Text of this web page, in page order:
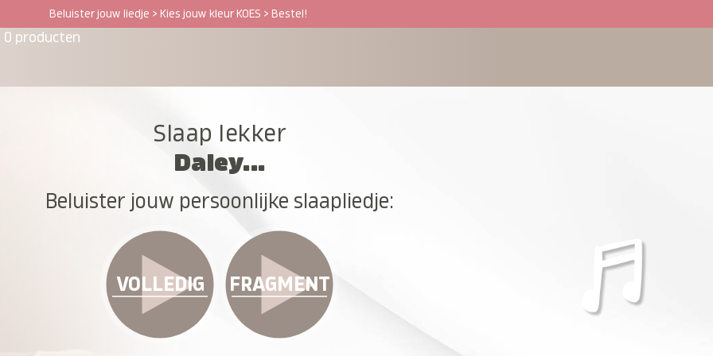
Beluister jouw liedje > Kies jouw kleur KOES > Bestel!
0 producten
Slaap lekker
Daley...
Beluister jouw persoonlijke slaapliedje:
VOLLEDIG FRAGMENT